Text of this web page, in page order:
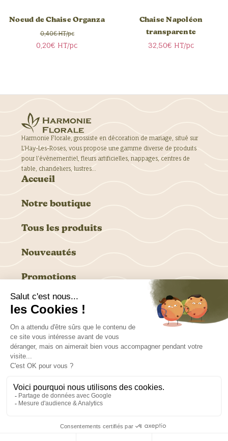
Noeud de Chaise Organza
0,40€ HT/pc
0,20€ HT/pc
Chaise Napoléon
transparente
32,50€ HT/pc
Harmonie Florale, grossiste en décoration de mariage, situé sur
L’Hay-Les-Roses, vous propose une gamme diverse de produits
pour l’évènementiel, fleurs artificielles, nappages, centres de
table, chandeliers, lustres…
Accueil
Notre boutique
Tous les produits
Nouveautés
Promotions
6 rue des Marronniers, 94240 L’Hay Les Roses
Ouvert du lundi au vendredi, de 9h à 17h
tel. 01 46 87 96 06
info@harmonieflorale.fr
LivraisonCGVMentions Légales